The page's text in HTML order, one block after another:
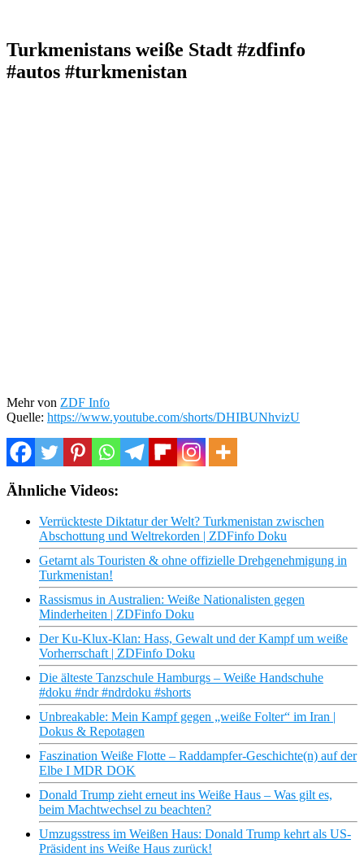
Turkmenistans weiße Stadt #zdfinfo
#autos #turkmenistan
Mehr von ZDF Info
Quelle: https://www.youtube.com/shorts/DHIBUNhvizU
Ähnliche Videos:
Verrückteste Diktatur der Welt? Turkmenistan zwischen
Abschottung und Weltrekorden | ZDFinfo Doku
Getarnt als Touristen & ohne offizielle Drehgenehmigung in
Turkmenistan!
Rassismus in Australien: Weiße Nationalisten gegen
Minderheiten | ZDFinfo Doku
Der Ku-Klux-Klan: Hass, Gewalt und der Kampf um weiße
Vorherrschaft | ZDFinfo Doku
Die älteste Tanzschule Hamburgs – Weiße Handschuhe
#doku #ndr #ndrdoku #shorts
Unbreakable: Mein Kampf gegen „weiße Folter“ im Iran |
Dokus & Repotagen
Faszination Weiße Flotte – Raddampfer-Geschichte(n) auf der
Elbe I MDR DOK
Donald Trump zieht erneut ins Weiße Haus – Was gilt es,
beim Machtwechsel zu beachten?
Umzugsstress im Weißen Haus: Donald Trump kehrt als US-
Präsident ins Weiße Haus zurück!